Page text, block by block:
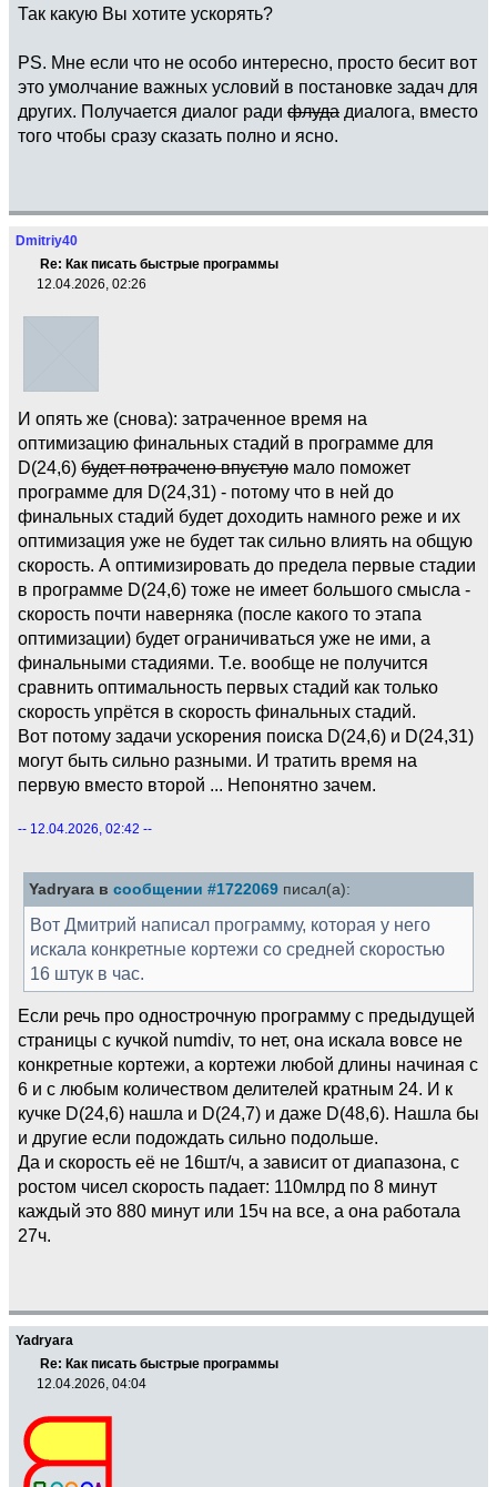
Так какую Вы хотите ускорять?
PS. Мне если что не особо интересно, просто бесит вот
это умолчание важных условий в постановке задач для
других. Получается диалог ради флуда диалога, вместо
того чтобы сразу сказать полно и ясно.
Dmitriy40
Re: Как писать быстрые программы
12.04.2026, 02:26
И опять же (снова): затраченное время на
оптимизацию финальных стадий в программе для
D(24,6) будет потрачено впустую мало поможет
программе для D(24,31) - потому что в ней до
финальных стадий будет доходить намного реже и их
оптимизация уже не будет так сильно влиять на общую
скорость. А оптимизировать до предела первые стадии
в программе D(24,6) тоже не имеет большого смысла -
скорость почти наверняка (после какого то этапа
оптимизации) будет ограничиваться уже не ими, а
финальными стадиями. Т.е. вообще не получится
сравнить оптимальность первых стадий как только
скорость упрётся в скорость финальных стадий.
Вот потому задачи ускорения поиска D(24,6) и D(24,31)
могут быть сильно разными. И тратить время на
первую вместо второй ... Непонятно зачем.
-- 12.04.2026, 02:42 --
Yadryara в сообщении #1722069 писал(а):
Вот Дмитрий написал программу, которая у него
искала конкретные кортежи со средней скоростью
16 штук в час.
Если речь про однострочную программу с предыдущей
страницы с кучкой numdiv, то нет, она искала вовсе не
конкретные кортежи, а кортежи любой длины начиная с
6 и с любым количеством делителей кратным 24. И к
кучке D(24,6) нашла и D(24,7) и даже D(48,6). Нашла бы
и другие если подождать сильно подольше.
Да и скорость её не 16шт/ч, а зависит от диапазона, с
ростом чисел скорость падает: 110млрд по 8 минут
каждый это 880 минут или 15ч на все, а она работала
27ч.
Yadryara
Re: Как писать быстрые программы
12.04.2026, 04:04